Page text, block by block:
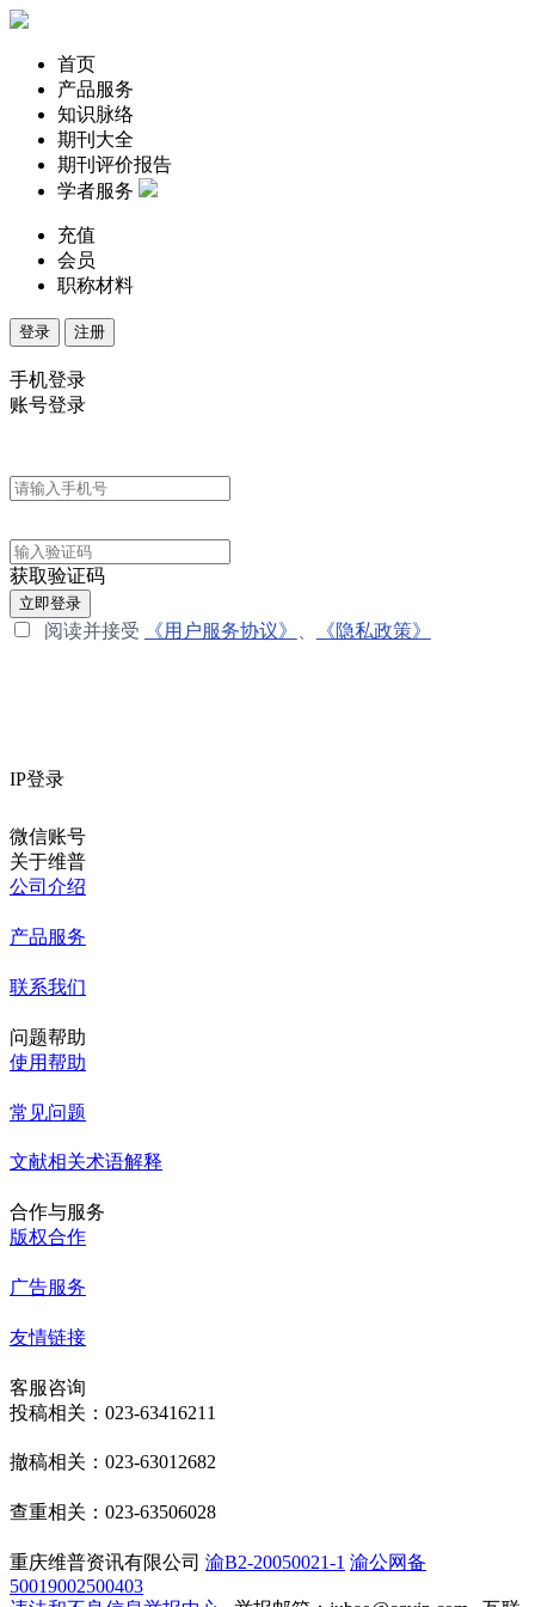
首页
产品服务
知识脉络
期刊大全
期刊评价报告
学者服务
充值
会员
职称材料
登录 注册
手机登录
账号登录
获取验证码
立即登录
阅读并接受 《用户服务协议》 《隐私政策》
IP登录
微信账号
关于维普
公司介绍
产品服务
联系我们
问题帮助
使用帮助
常见问题
文献相关术语解释
合作与服务
版权合作
广告服务
友情链接
客服咨询
投稿相关：023-63416211
撤稿相关：023-63012682
查重相关：023-63506028
重庆维普资讯有限公司 渝B2-20050021-1 渝公网备
50019002500403